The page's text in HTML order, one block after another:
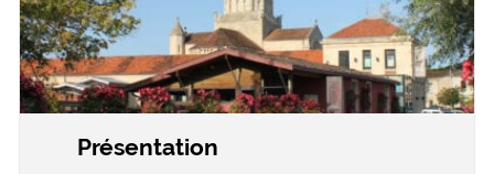
Présentation